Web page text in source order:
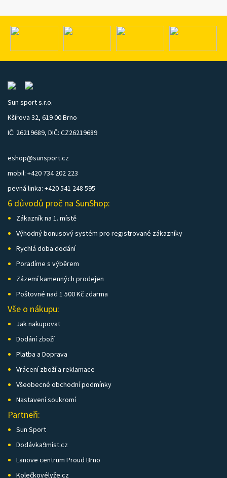
Sun sport s.r.o.
Kšírova 32, 619 00 Brno
IČ: 26219689, DIČ: CZ26219689
eshop@sunsport.cz
mobil: +420 734 202 223
pevná linka: +420 541 248 595
6 důvodů proč na SunShop:
Zákazník na 1. místě
Výhodný bonusový systém pro registrované zákazníky
Rychlá doba dodání
Poradíme s výběrem
Zázemí kamenných prodejen
Poštovné nad 1 500 Kč zdarma
Vše o nákupu:
Jak nakupovat
Dodání zboží
Platba a Doprava
Vrácení zboží a reklamace
Všeobecné obchodní podmínky
Nastavení soukromí
Partneři:
Sun Sport
Dodávka9míst.cz
Lanove centrum Proud Brno
Kolečkovélyže.cz